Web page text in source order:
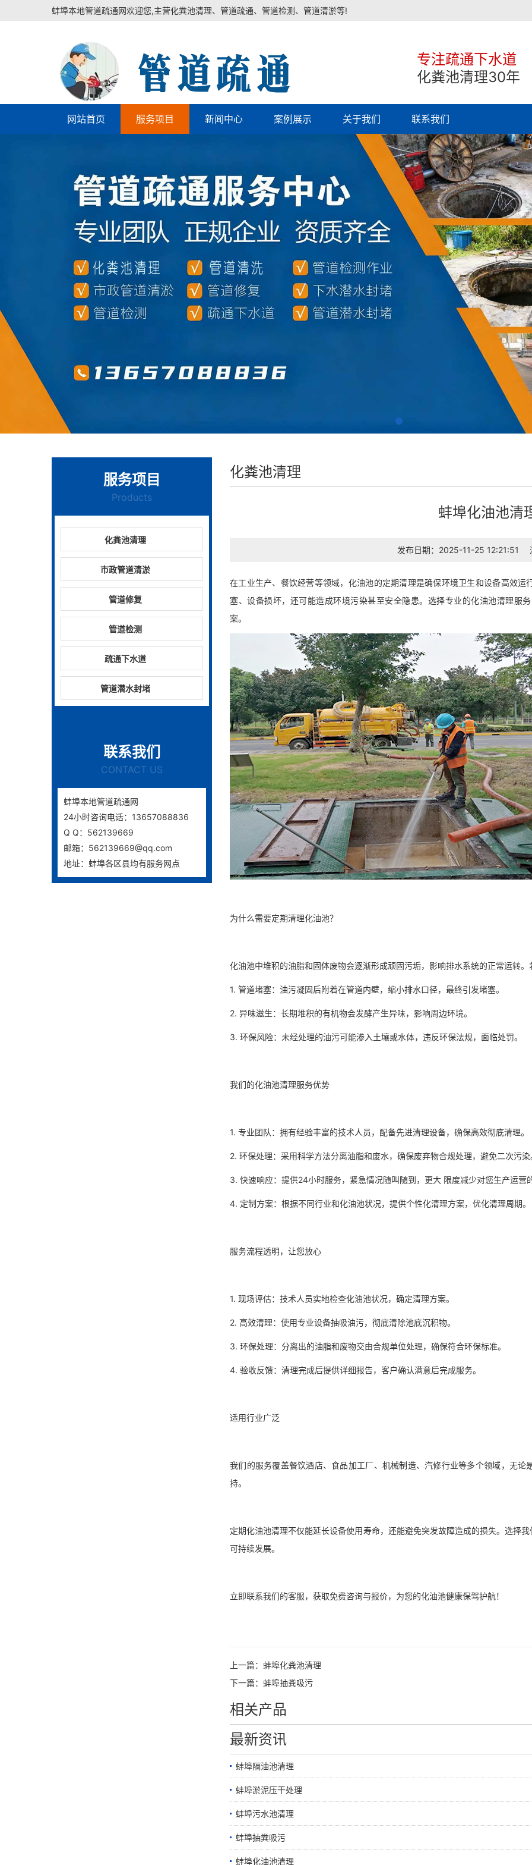
蚌埠本地管道疏通网欢迎您,主营化粪池清理、管道疏通、管道检测、管道清淤等!
专注疏通下水道
化粪池清理30年
网站首页 服务项目 新闻中心 案例展示 关于我们 联系我们
服务项目
Products
化粪池清理
市政管道清淤
管道修复
管道检测
疏通下水道
管道潜水封堵
联系我们
CONTACT US
蚌埠本地管道疏通网
24小时咨询电话：13657088836
Q Q：562139669
邮箱：562139669@qq.com
地址：蚌埠各区县均有服务网点
化粪池清理
蚌埠化油池清
发布日期：2025-11-25 12:21:51
在工业生产、餐饮经营等领域，化油池的定期清理是确保环境卫生和设备高效
塞、设备损坏，还可能造成环境污染甚至安全隐患。选择专业的化油池清理服
案。
为什么需要定期清理化油池？
化油池中堆积的油脂和固体废物会逐渐形成顽固污垢，影响排水系统的正常运转
1. 管道堵塞：油污凝固后附着在管道内壁，缩小排水口径，最终引发堵塞。
2. 异味滋生：长期堆积的有机物会发酵产生异味，影响周边环境。
3. 环保风险：未经处理的油污可能渗入土壤或水体，违反环保法规，面临处罚。
我们的化油池清理服务优势
1. 专业团队：拥有经验丰富的技术人员，配备先进清理设备，确保高效彻底清理。
2. 环保处理：采用科学方法分离油脂和废水，确保废弃物合规处理，避免二次污染
3. 快速响应：提供24小时服务，紧急情况随叫随到，更大 限度减少对您生产运营
4. 定制方案：根据不同行业和化油池状况，提供个性化清理方案，优化清理周期。
服务流程透明，让您放心
1. 现场评估：技术人员实地检查化油池状况，确定清理方案。
2. 高效清理：使用专业设备抽吸油污，彻底清除池底沉积物。
3. 环保处理：分离出的油脂和废物交由合规单位处理，确保符合环保标准。
4. 验收反馈：清理完成后提供详细报告，客户确认满意后完成服务。
适用行业广泛
我们的服务覆盖餐饮酒店、食品加工厂、机械制造、汽修行业等多个领域，无
持。
定期化油池清理不仅能延长设备使用寿命，还能避免突发故障造成的损失。选择
可持续发展。
立即联系我们的客服，获取免费咨询与报价，为您的化油池健康保驾
上一篇： 蚌埠化粪池清理
下一篇： 蚌埠抽粪吸污
相关产品
最新资讯
蚌埠隔油池清理
蚌埠淤泥压干处理
蚌埠污水池清理
蚌埠抽粪吸污
蚌埠化油池清理